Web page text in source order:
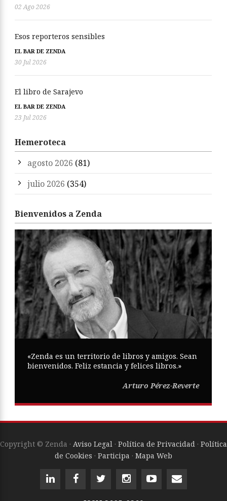
02 Ago 2026
Esos reporteros sensibles
EL BAR DE ZENDA
30 Jul 2026
El libro de Sarajevo
EL BAR DE ZENDA
23 Jul 2026
Hemeroteca
agosto 2026 (81)
julio 2026 (354)
Bienvenidos a Zenda
«Zenda es un territorio de libros y amigos. Sean
bienvenidos. Feliz estancia y felices libros.»
Arturo Pérez-Reverte
Copyright © Zenda · Aviso Legal · Política de Privacidad · Política
de Cookies · Participa · Mapa Web